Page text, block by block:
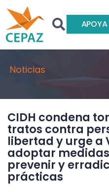
APOYA
Noticias
CIDH condena
tratos contra
libertad y urge a
adoptar
prevenir y
prácticas